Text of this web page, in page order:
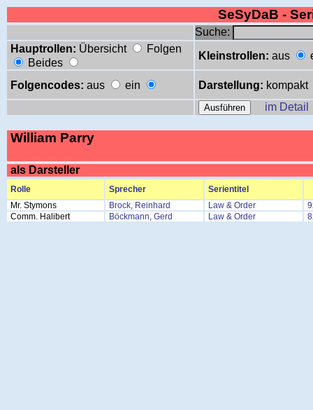
SeSyDaB -
Suche:
Hauptrollen: Übersicht
Folgen
Beides
Kleinstrollen: aus
Folgencodes: aus ein Darstellung: kompakt
im Detail
William Parry
als Darsteller
Rolle Sprecher
Serientitel
Mr. Stymons
Brock, Reinhard Law & Order
Comm. Halibert
Böckmann, Gerd Law & Order